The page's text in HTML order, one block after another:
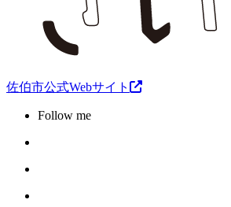
佐伯市公式Webサイト
Follow me